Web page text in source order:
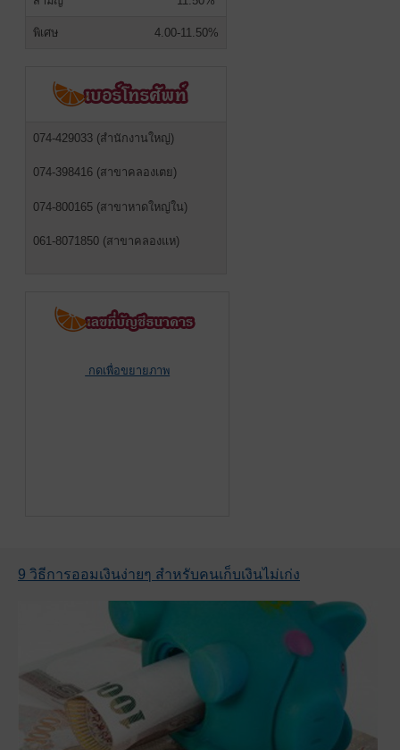
พิเศษ 4.00-11.50%
074-429033 (สำนักงานใหญ่)
074-398416 (สาขาคลองเตย)
074-800165 (สาขาหาดใหญ่ใน)
061-8071850 (สาขาคลองแห)
กดเพื่อขยายภาพ
9 วิธีการออมเงินง่ายๆ สำหรับคนเก็บเงินไม่เก่ง